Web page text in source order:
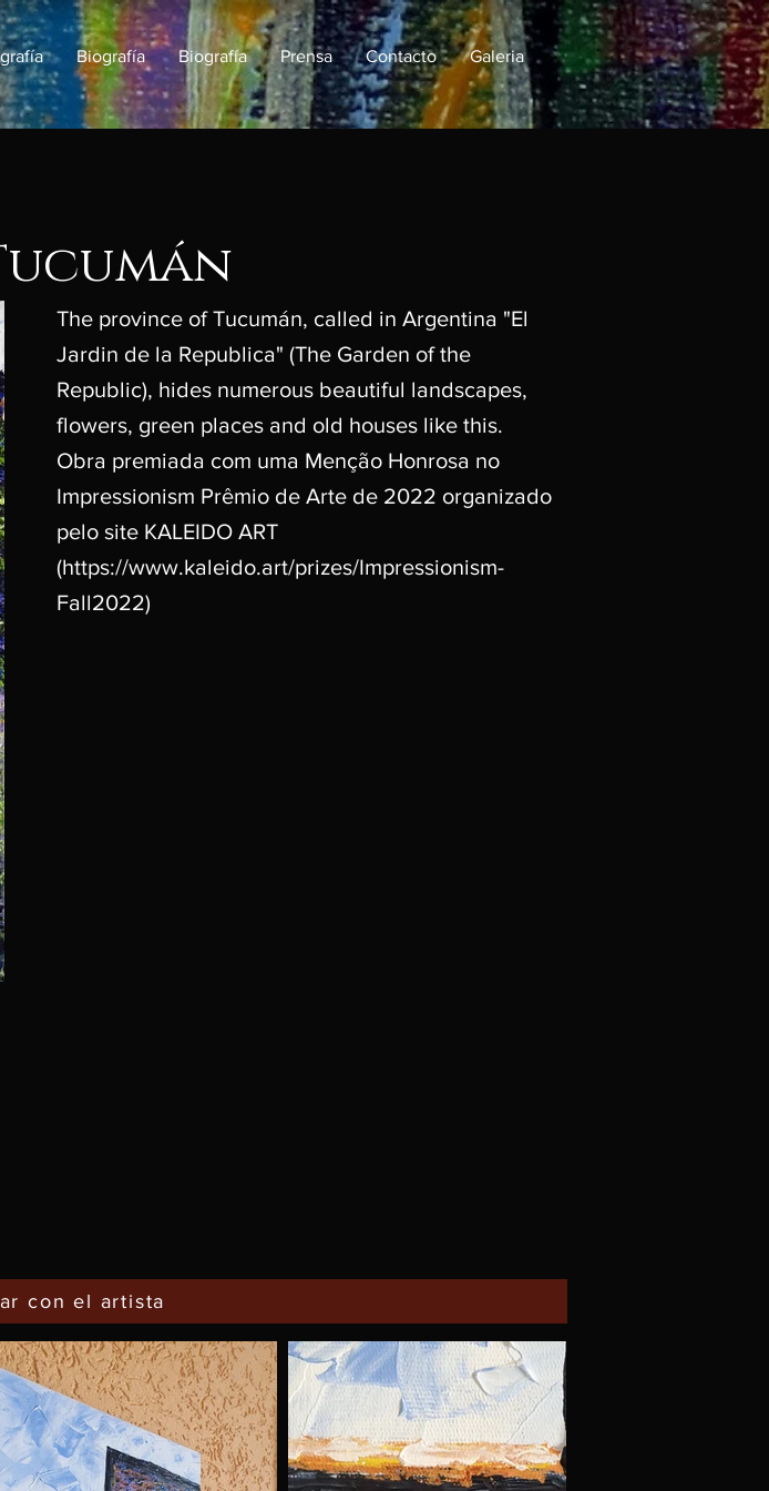
Biografía Biografía Prensa Contacto Galeria
The province of Tucumán, called in Argentina "El
Jardin de la Republica" (The Garden of the
Republic), hides numerous beautiful landscapes,
flowers, green places and old houses like this.
Obra premiada com uma Menção Honrosa no
Impressionism Prêmio de Arte de 2022 organizado
pelo site KALEIDO ART
(https://www.kaleido.art/prizes/Impressionism-
Fall2022)
con el artista